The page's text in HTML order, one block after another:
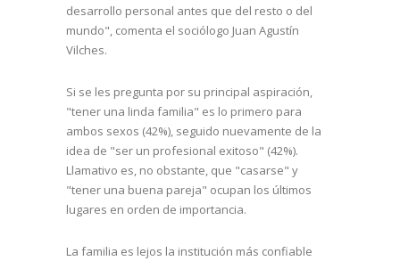
desarrollo personal antes que del resto o del
mundo", comenta el sociólogo Juan Agustín
Vilches.
Si se les pregunta por su principal aspiración,
"tener una linda familia" es lo primero para
ambos sexos (42%), seguido nuevamente de la
idea de "ser un profesional exitoso" (42%).
Llamativo es, no obstante, que "casarse" y
"tener una buena pareja" ocupan los últimos
lugares en orden de importancia.
La familia es lejos la institución más confiable